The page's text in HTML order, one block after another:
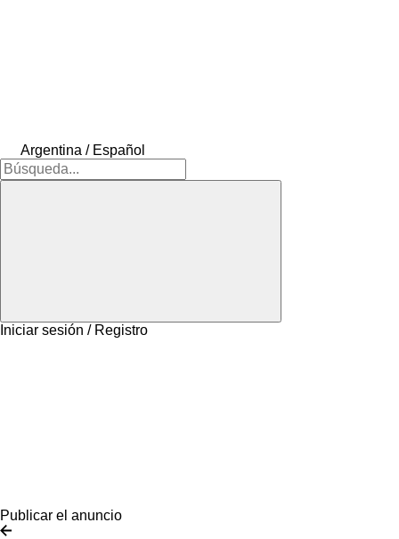
Argentina / Español
Iniciar sesión / Registro
Publicar el anuncio